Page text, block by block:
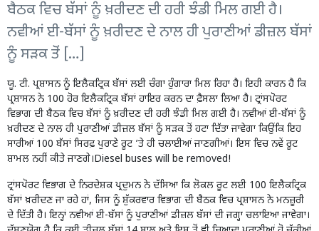
ਬੈਠਕ ਵਿਚ ਬੱਸਾਂ ਨੂੰ ਖ਼ਰੀਦਣ ਦੀ ਹਰੀ ਝੰਡੀ ਮਿਲ ਗਈ ਹੈ।
ਨਵੀਆਂ ਈ-ਬੱਸਾਂ ਨੂੰ ਖ਼ਰੀਦਣ ਦੇ ਨਾਲ ਹੀ ਪੁਰਾਣੀਆਂ ਡੀਜ਼ਲ ਬੱਸਾਂ
ਨੂੰ ਸੜਕ ਤੋਂ […]
ਯੂ. ਟੀ. ਪ੍ਰਸ਼ਾਸਨ ਨੂੰ ਇਲੈਕਟ੍ਰਿਕ ਬੱਸਾਂ ਲਈ ਚੰਗਾ ਹੁੰਗਾਰਾ ਮਿਲ ਰਿਹਾ ਹੈ। ਇਹੀ ਕਾਰਨ ਹੈ ਕਿ
ਪ੍ਰਸ਼ਾਸਨ ਨੇ 100 ਹੋਰ ਇਲੈਕਟ੍ਰਿਕ ਬੱਸਾਂ ਹਾਇਰ ਕਰਨ ਦਾ ਫ਼ੈਸਲਾ ਲਿਆ ਹੈ। ਟ੍ਰਾਂਸਪੋਰਟ
ਵਿਭਾਗ ਦੀ ਬੈਠਕ ਵਿਚ ਬੱਸਾਂ ਨੂੰ ਖ਼ਰੀਦਣ ਦੀ ਹਰੀ ਝੰਡੀ ਮਿਲ ਗਈ ਹੈ। ਨਵੀਆਂ ਈ-ਬੱਸਾਂ ਨੂੰ
ਖ਼ਰੀਦਣ ਦੇ ਨਾਲ ਹੀ ਪੁਰਾਣੀਆਂ ਡੀਜ਼ਲ ਬੱਸਾਂ ਨੂੰ ਸੜਕ ਤੋਂ ਹਟਾ ਦਿੱਤਾ ਜਾਵੇਗਾ ਕਿਉਂਕਿ ਇਹ
ਸਾਰੀਆਂ 100 ਬੱਸਾਂ ਸਿਰਫ਼ ਪੁਰਾਣੇ ਰੂਟ ’ਤੇ ਹੀ ਚਲਾਈਆਂ ਜਾਣਗੀਆਂ। ਇਸ ਵਿਚ ਨਵੇਂ ਰੂਟ
ਸ਼ਾਮਲ ਨਹੀਂ ਕੀਤੇ ਜਾਣਗੇ।Diesel buses will be removed!
ਟ੍ਰਾਂਸਪੋਰਟ ਵਿਭਾਗ ਦੇ ਨਿਰਦੇਸ਼ਕ ਪ੍ਰਦੁਮਨ ਨੇ ਦੱਸਿਆ ਕਿ ਲੋਕਲ ਰੂਟ ਲਈ 100 ਇਲੈਕਟ੍ਰਿਕ
ਬੱਸਾਂ ਖ਼ਰੀਦਣ ਜਾ ਰਹੇ ਹਾਂ, ਜਿਸ ਨੂੰ ਸ਼ੁੱਕਰਵਾਰ ਵਿਭਾਗ ਦੀ ਬੈਠਕ ਵਿਚ ਪ੍ਰਸ਼ਾਸਨ ਨੇ ਮਨਜ਼ੂਰੀ
ਦੇ ਦਿੱਤੀ ਹੈ। ਇਨ੍ਹਾਂ ਨਵੀਆਂ ਈ-ਬੱਸਾਂ ਨੂੰ ਪੁਰਾਣੀਆਂ ਡੀਜ਼ਲ ਬੱਸਾਂ ਦੀ ਜਗ੍ਹਾ ਚਲਾਇਆ ਜਾਵੇਗਾ।